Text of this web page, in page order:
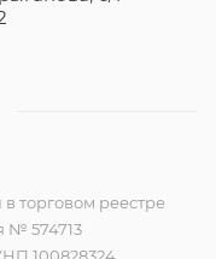
торговом реестре
№ 574713